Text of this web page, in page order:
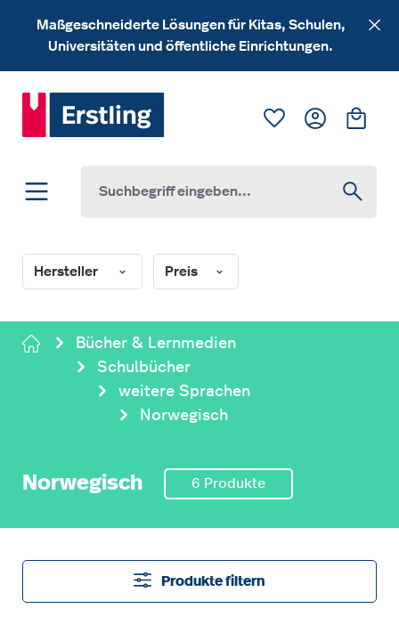
Zum Hauptinhalt springen
Maßgeschneiderte Lösungen für Kitas, Schulen,
Universitäten und öffentliche Einrichtungen.
Du hast 0
Hersteller Preis
Bücher & Lernmedien
Schulbücher
weitere Sprachen
Norwegisch
Norwegisch 6 Produkte
Produkte filtern